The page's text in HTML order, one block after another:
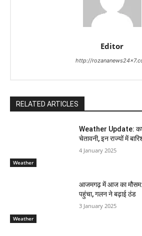
Editor
http://
RELATED ARTICLES
Weather
Weather Update:
चेतावनी, इन राज्यों में
4 January 2025
Weather
आजमगढ़ में आज का मौसम:
पहुंचा, गलन ने बढ़ाई ठंड
3 January 2025